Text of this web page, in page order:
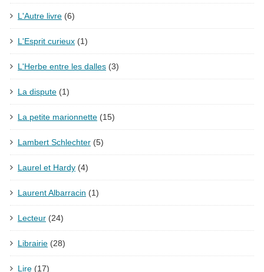
L'Autre livre (6)
L'Esprit curieux (1)
L'Herbe entre les dalles (3)
La dispute (1)
La petite marionnette (15)
Lambert Schlechter (5)
Laurel et Hardy (4)
Laurent Albarracin (1)
Lecteur (24)
Librairie (28)
Lire (17)